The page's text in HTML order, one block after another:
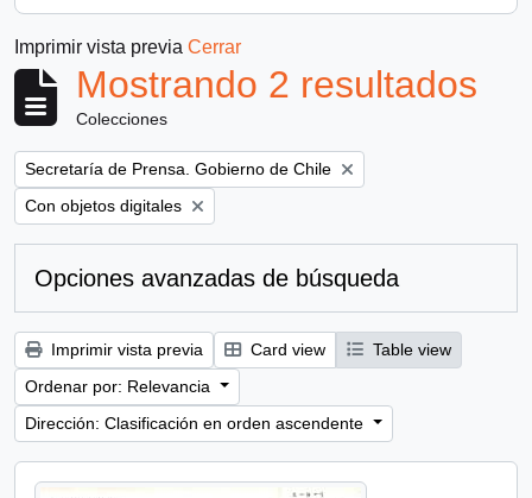
Imprimir vista previa Cerrar
Mostrando 2 resultados
Colecciones
Remove filter:
Secretaría de Prensa. Gobierno de Chile
Remove filter:
Con objetos digitales
Opciones avanzadas de búsqueda
Imprimir vista previa Card view
Table view
Ordenar por: Relevancia
Dirección: Clasificación en orden ascendente